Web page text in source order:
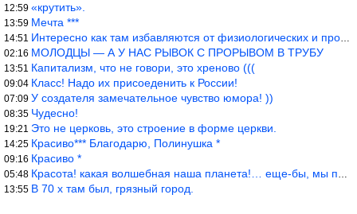
12:59 «крутить».
13:59 Мечта ***
14:51 Интересно как там избавляются от физиологических и прочих отходо
02:16 МОЛОДЦЫ — А У НАС РЫВОК С ПРОРЫВОМ В ТРУБУ
13:51 Капитализм, что не говори, это хреново (((
09:04 Класс! Надо их присоеденить к России!
07:09 У создателя замечательное чувство юмора! ))
08:35 Чудесно!
19:21 Это не церковь, это строение в форме церкви.
14:25 Красиво*** Благодарю, Полинушка *
09:16 Красиво *
05:48 Красота! какая волшебная наша планета!… еще-бы, мы понимали это…
13:55 В 70 х там был, грязный город.